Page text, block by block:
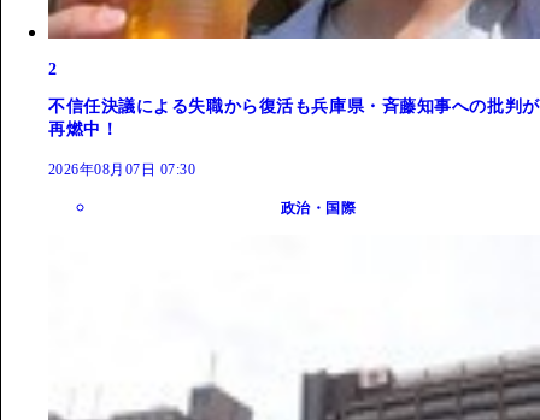
2
不信任決議による失職から復活も兵庫県・斉藤知事への批判が
再燃中！
2026年08月07日 07:30
政治・国際